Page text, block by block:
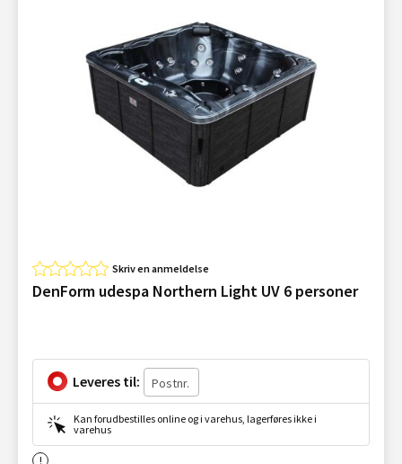
Skriv en anmeldelse
DenForm udespa Northern Light UV 6 personer
Leveres til:
Kan forudbestilles online og i varehus, lagerføres ikke i
varehus